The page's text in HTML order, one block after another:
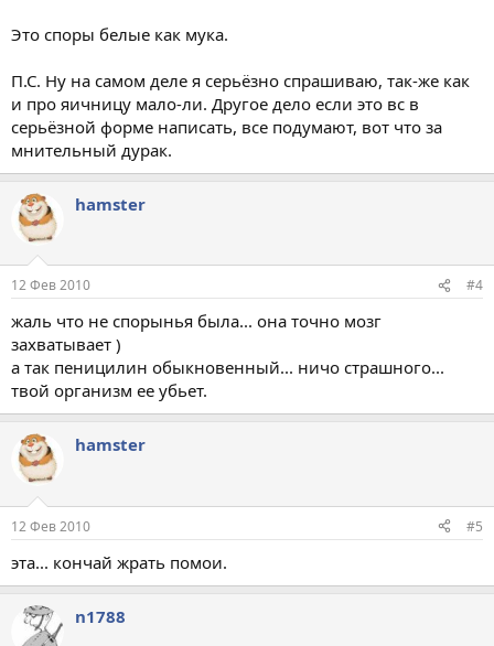
Это споры белые как мука.
П.С. Ну на самом деле я серьёзно спрашиваю, так-же как
и про яичницу мало-ли. Другое дело если это вс в
серьёзной форме написать, все подумают, вот что за
мнительный дурак.
hamster
12 Фев 2010 #4
жаль что не спорынья была... она точно мозг
захватывает )
а так пеницилин обыкновенный... ничо страшного...
твой организм ее убьет.
hamster
12 Фев 2010 #5
эта... кончай жрать помои.
n1788